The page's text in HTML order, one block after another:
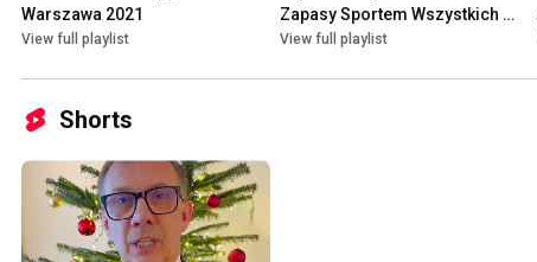
Warszawa 2021
View full playlist
Zapasy Sportem Wszystkich
Dzieci
View full playlist
Shorts